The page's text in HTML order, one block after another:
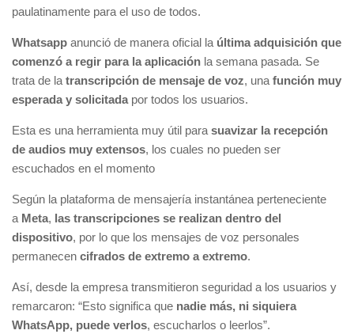
paulatinamente para el uso de todos.
Whatsapp anunció de manera oficial la última adquisición que
comenzó a regir para la aplicación la semana pasada. Se
trata de la transcripción de mensaje de voz, una función muy
esperada y solicitada por todos los usuarios.
Esta es una herramienta muy útil para suavizar la recepción
de audios muy extensos, los cuales no pueden ser
escuchados en el momento
Según la plataforma de mensajería instantánea perteneciente
a Meta, las transcripciones se realizan dentro del
dispositivo, por lo que los mensajes de voz personales
permanecen cifrados de extremo a extremo.
Así, desde la empresa transmitieron seguridad a los usuarios y
remarcaron: “Esto significa que nadie más, ni siquiera
WhatsApp, puede verlos, escucharlos o leerlos”.